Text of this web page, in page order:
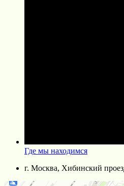
Где мы находимся
г. Москва, Хибинский